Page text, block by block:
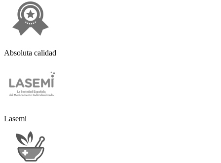
Absoluta calidad
Lasemi